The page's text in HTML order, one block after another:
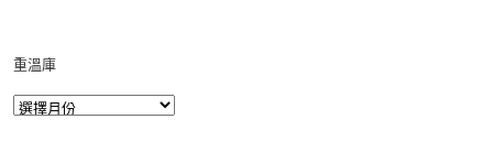
重溫庫